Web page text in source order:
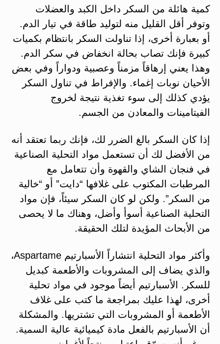
كمية هائلة من السكر داخل الكبد والعضلات
وتوفر أقل القليل منه لتوليد طاقة في تيار الدم.
أو بعبارة أخرى، إذا تناولت السكر بانتظام بكميات
كبيرة فإنك تصاب بحالة انخفاض في سكر الدم.
وهذا يعني إرهاقاً مزمناً وعصبية ودواراً وفي بعض
الأحيان نوبات إغماء. والإفراط في تناول السكر
يؤدي كذلك إلى سوء تغذية نتيجة لخروج
الفيتامينات والمعادن من الجسم.
إذا كان السكر بالغ الضرر لك، فإنك ربما تعتقد أنه
من الأفضل لك أن تستعمل مواد التحلية الصناعية
في فنجان الشاي والقهوة وأن تتعامل مع
المرطبات المكتوب على غلافها “دايت” أو “خالية
من السكر”. ولكن لو كان السكر سيئاً، فإن مواد
التحلية الصناعية أسوأ وأضل، وهناك ما لا يحصى
من الأبحاث المؤيدة لتلك الحقيقة.
وأكثر مواد التحلية انتشاراً الأسبارتيم Aspartame،
والذي يضاف إلى المشروبات والأطعمة كبديل
للسكر. الأسبارتيم أيضاً موجود في مواد تحلية
أخرى، لهذا عليك بمراجعة ما كتب على غلاف
الأطعمة أو المشروبات التي تشتريها. والمشكلة
أن الأسبارتيم بالفعل مادة كيميائية عالية السمية.